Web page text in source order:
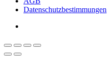
Datenschutzbestimmungen